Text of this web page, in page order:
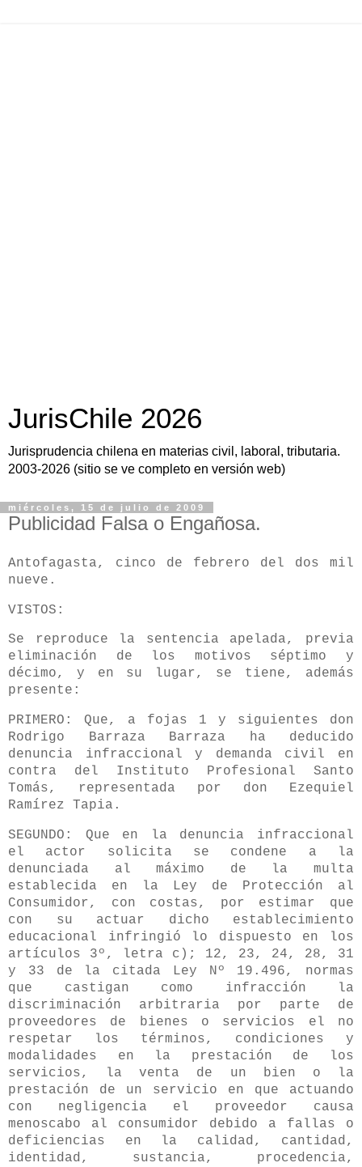
JurisChile 2026
Jurisprudencia chilena en materias civil, laboral, tributaria.
2003-2026 (sitio se ve completo en versión web)
miércoles, 15 de julio de 2009
Publicidad Falsa o Engañosa.
Antofagasta, cinco de febrero del dos mil
nueve.
VISTOS:
Se reproduce la sentencia apelada, previa
eliminación de los motivos séptimo y
décimo, y en su lugar, se tiene, además
presente:
PRIMERO: Que, a fojas 1 y siguientes don
Rodrigo Barraza Barraza ha deducido
denuncia infraccional y demanda civil en
contra del Instituto Profesional Santo
Tomás, representada por don Ezequiel
Ramírez Tapia.
SEGUNDO: Que en la denuncia infraccional
el actor solicita se condene a la
denunciada al máximo de la multa
establecida en la Ley de Protección al
Consumidor, con costas, por estimar que
con su actuar dicho establecimiento
educacional infringió lo dispuesto en los
artículos 3º, letra c); 12, 23, 24, 28, 31
y 33 de la citada Ley Nº 19.496, normas
que castigan como infracción la
discriminación arbitraria por parte de
proveedores de bienes o servicios el no
respetar los términos, condiciones y
modalidades en la prestación de los
servicios, la venta de un bien o la
prestación de un servicio en que actuando
con negligencia el proveedor causa
menoscabo al consumidor debido a fallas o
deficiencias en la calidad, cantidad,
identidad, sustancia, procedencia,